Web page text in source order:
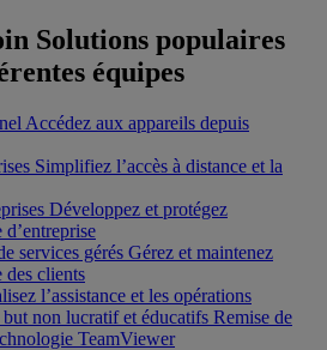
Solutions populaires
équipes
Accédez aux appareils depuis
Simplifiez l’accès à distance et la
Développez et protégez
services gérés Gérez et maintenez
des clients
l’assistance et les opérations
but non lucratif et éducatifs Remise de
TeamViewer